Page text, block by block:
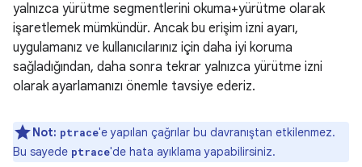
yalnızca yürütme segmentlerini okuma+yürütme olarak
işaretlemek mümkündür. Ancak bu erişim izni ayarı,
uygulamanız ve kullanıcılarınız için daha iyi koruma
sağladığından, daha sonra tekrar yalnızca yürütme izni
olarak ayarlamanızı önemle tavsiye ederiz.
Not: ptrace'e yapılan çağrılar bu davranıştan etkilenmez.
Bu sayede ptrace'de hata ayıklama yapabilirsiniz.